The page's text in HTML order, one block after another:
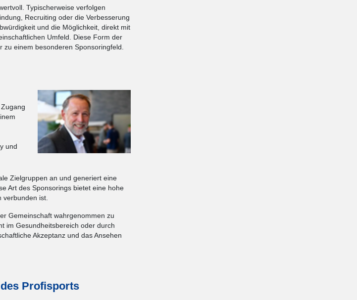
Typischerweise verfolgen
Recruiting oder die Verbesserung
und die Möglichkeit, direkt mit
Umfeld. Diese Form der
zu einem besonderen Sponsoringfeld.
und
Zielgruppen an und generiert eine
Art des Sponsorings bietet eine hohe
verbunden ist.
Gemeinschaft wahrgenommen zu
im Gesundheitsbereich oder durch
Akzeptanz und das Ansehen
Profisports